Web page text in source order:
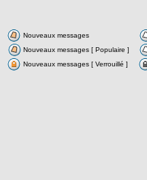
Nouveaux messages
Nouveaux messages [ Populaire ]
Nouveaux messages [ Verrouillé ]